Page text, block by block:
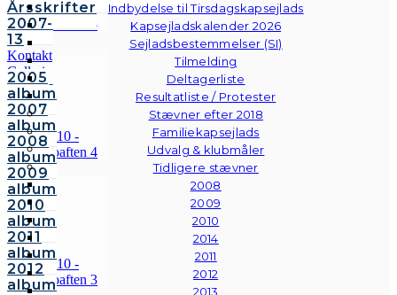
Indbydelse til Tirsdagskapsejlads
Kapsejladskalender 2026
Sejladsbestemmelser (SI)
Tilmelding
Deltagerliste
Resultatliste / Protester
Stævner efter 2018
Familiekapsejlads
Udvalg & klubmåler
Tidligere stævner
2008
2009
2010
2014
2011
2012
2013
Årsskrifter
2007-
13
Kontakt
Galleri
Andre
fotos
2005
album
2007
album
2008
album
2009
album
2010
album
2011
album
2012
album